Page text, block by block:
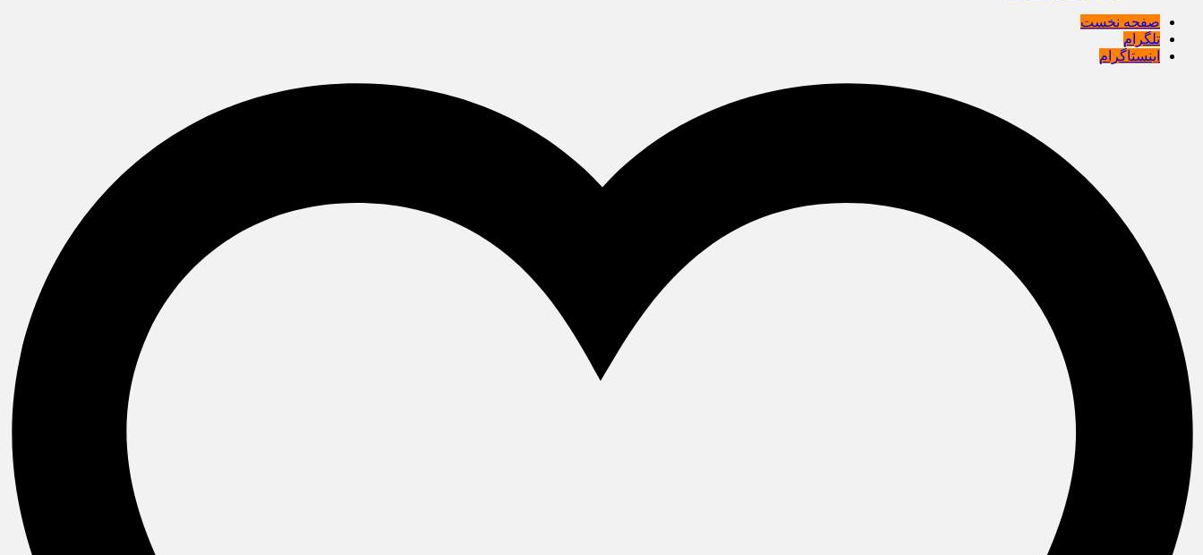
صفحه نخست
تلگرام
اینستاگرام